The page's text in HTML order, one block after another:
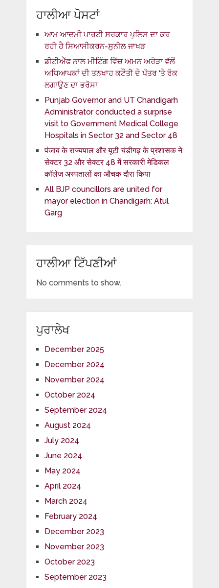
ਹਾਲੀਆ ਪੋਸਟਾਂ
ਆਮ ਆਦਮੀ ਪਾਰਟੀ ਸਰਕਾਰ ਪੁਲਿਸ ਦਾ ਕਰ
ਰਹੀ ਹੈ ਸਿਆਸੀਕਰਨ-ਸੁਨੀਲ ਜਾਖੜ
ਡੀਟੀਐੱਫ ਨਾਲ ਮੀਟਿੰਗ ਵਿੱਚ ਅਮਨ ਅਰੋੜਾ ਵੱਲੋਂ
ਅਧਿਆਪਕਾਂ ਦੀ ਤਨਖਾਹ ਕਟੌਤੀ ਦੇ ਪੱਤਰ ‘ਤੇ ਰੋਕ
ਲਗਾਉਣ ਦਾ ਭਰੋਸਾ
Punjab Governor and UT Chandigarh
Administrator conducted a surprise
visit to Government Medical College
Hospitals in Sector 32 and Sector 48
पंजाब के राज्यपाल और यूटी चंडीगढ़ के प्रशासक ने
सेक्टर 32 और सेक्टर 48 में सरकारी मेडिकल
कॉलेज अस्पतालों का औचक दौरा किया
All BJP councillors are united for
mayor election in Chandigarh: Atul
Garg
ਹਾਲੀਆ ਟਿੱਪਣੀਆਂ
No comments to show.
ਪੁਰਾਲੇਖ
December 2025
December 2024
November 2024
October 2024
September 2024
August 2024
July 2024
June 2024
May 2024
April 2024
March 2024
February 2024
December 2023
November 2023
October 2023
September 2023